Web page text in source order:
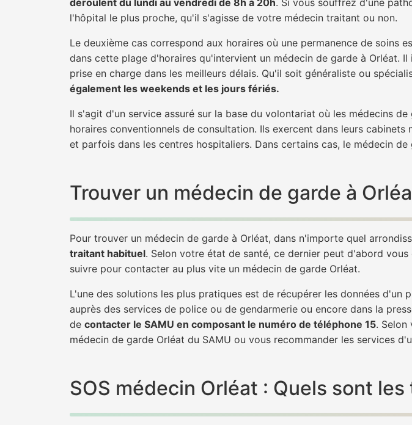
déroulent du lundi au vendredi de 8h à 20h. Si vous souffrez d'une
l'hôpital le plus proche, qu'il s'agisse de votre médecin traitant ou non.
Le deuxième cas correspond aux horaires où une permanence de soins
dans cette plage d'horaires qu'intervient un médecin de garde à Orléat.
prise en charge dans les meilleurs délais. Qu'il soit généraliste ou
également les weekends et les jours fériés.
Il s'agit d'un service assuré sur la base du volontariat où les médecins
horaires conventionnels de consultation. Ils exercent dans leurs
et parfois dans les centres hospitaliers. Dans certains cas, le médecin
Trouver un médecin de garde à
Pour trouver un médecin de garde à Orléat, dans n'importe quel
traitant habituel. Selon votre état de santé, ce dernier peut d'abord
suivre pour contacter au plus vite un médecin de garde Orléat.
L'une des solutions les plus pratiques est de récupérer les données d'un
auprès des services de police ou de gendarmerie ou encore dans la
de contacter le SAMU en composant le numéro de téléphone 15. Selon
médecin de garde Orléat du SAMU ou vous recommander les services
SOS médecin Orléat : Quels sont les